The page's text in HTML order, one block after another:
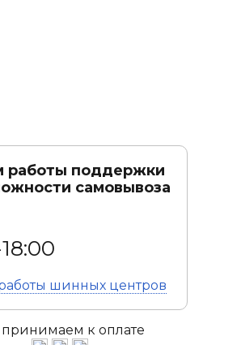
работы поддержки
самовывоза
шинных центров
к оплате